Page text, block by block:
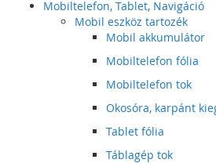
Mobiltelefon, Tablet, Navigáció
Mobil eszköz tartozék
Mobil akkumulátor
Mobiltelefon fólia
Mobiltelefon tok
Okosóra, karpánt
Tablet fólia
Táblagép tok